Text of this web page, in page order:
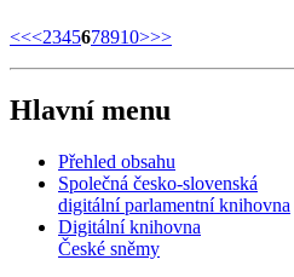
<<<2345678910>>>
Hlavní menu
Přehled obsahu
Společná česko-slovenská
digitální parlamentní knihovna
Digitální knihovna
České sněmy